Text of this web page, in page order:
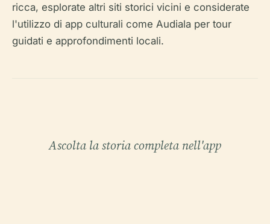
ricca, esplorate altri siti storici vicini e considerate
l'utilizzo di app culturali come Audiala per tour
guidati e approfondimenti locali.
Ascolta la storia completa nell'app